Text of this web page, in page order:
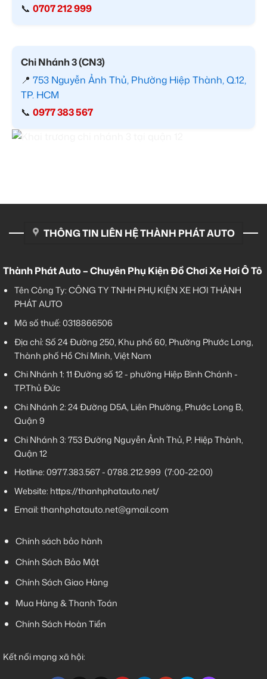
📞 0707 212 999
Chi Nhánh 3 (CN3)
📍 753 Nguyễn Ảnh Thủ, Phường Hiệp Thành, Q.12,
TP. HCM
📞 0977 383 567
THÔNG TIN LIÊN HỆ THÀNH PHÁT AUTO
Thành Phát Auto – Chuyên Phụ Kiện Đồ Chơi Xe Hơi Ô Tô
Tên Công Ty: CÔNG TY TNHH PHỤ KIỆN XE HƠI THÀNH
PHÁT AUTO
Mã số thuế: 0318866506
Địa chỉ: Số 24 Đường 250, Khu phố 60, Phường Phước Long,
Thành phố Hồ Chí Minh, Việt Nam
Chi Nhánh 1:11 Đường số 12 - phường Hiệp Bình Chánh -
TP.Thủ Đức
Chi Nhánh 2:24 Đường D5A, Liên Phường, Phước Long B,
Quận 9
Chi Nhánh 3:753 Đường Nguyễn Ảnh Thủ, P. Hiệp Thành,
Quận 12
Hotline:0977.383.567-0788.212.999 (7:00-22:00)
Website: https://thanhphatauto.net/
Email:thanhphatauto.net@gmail.com
Chính sách bảo hành
Chính Sách Bảo Mật
Chính Sách Giao Hàng
Mua Hàng & Thanh Toán
Chính Sách Hoàn Tiền
Kết nối mạng xã hội: